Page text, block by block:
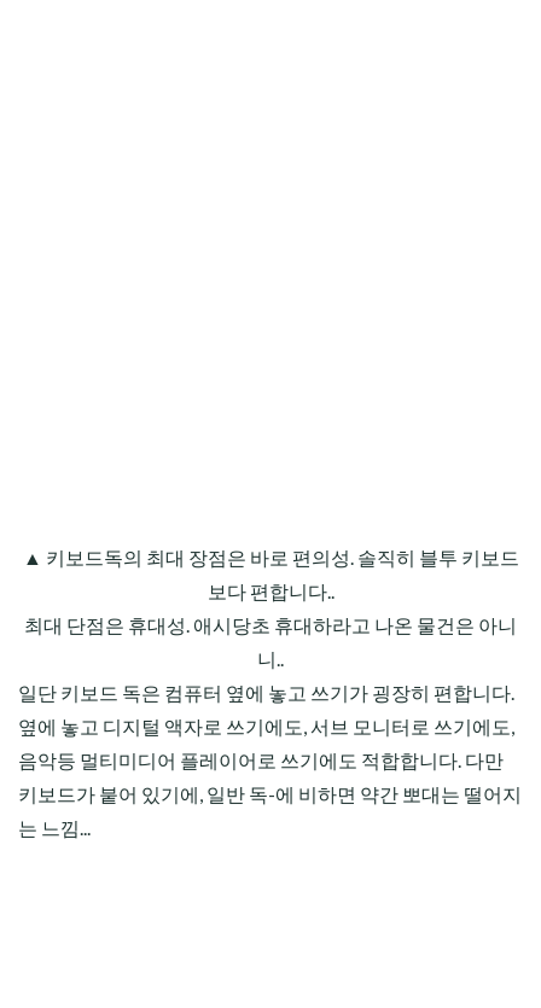
▲ 키보드독의 최대 장점은 바로 편의성. 솔직히 블투 키보드
보다 편합니다..
최대 단점은 휴대성. 애시당초 휴대하라고 나온 물건은 아니
니..
일단 키보드 독은 컴퓨터 옆에 놓고 쓰기가 굉장히 편합니다.
옆에 놓고 디지털 액자로 쓰기에도, 서브 모니터로 쓰기에도,
음악등 멀티미디어 플레이어로 쓰기에도 적합합니다. 다만
키보드가 붙어 있기에, 일반 독-에 비하면 약간 뽀대는 떨어지
는 느낌...